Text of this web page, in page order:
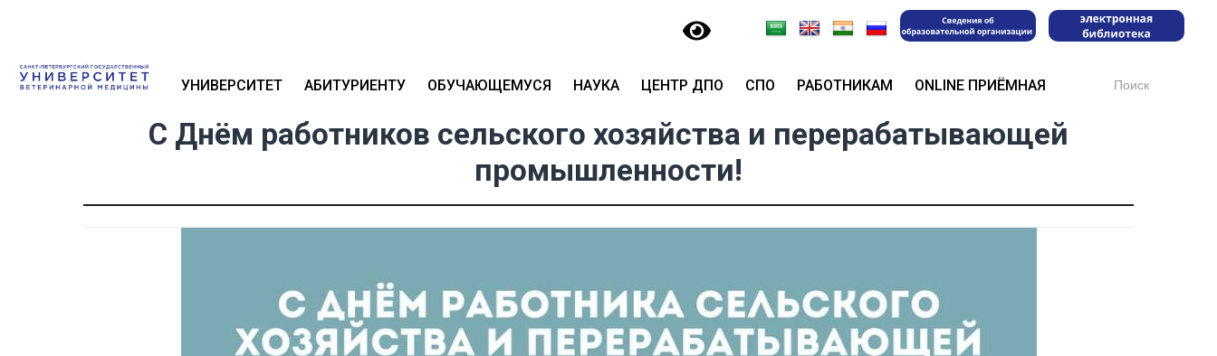
УНИВЕРСИТЕТ АБИТУРИЕНТУ ОБУЧАЮЩЕМУСЯ НАУКА ЦЕНТР ДПО СПО РАБОТНИКАМ ONLINE ПРИЁМНАЯ for:
С Днём работников сельского хозяйства и перерабатывающей
промышленности!